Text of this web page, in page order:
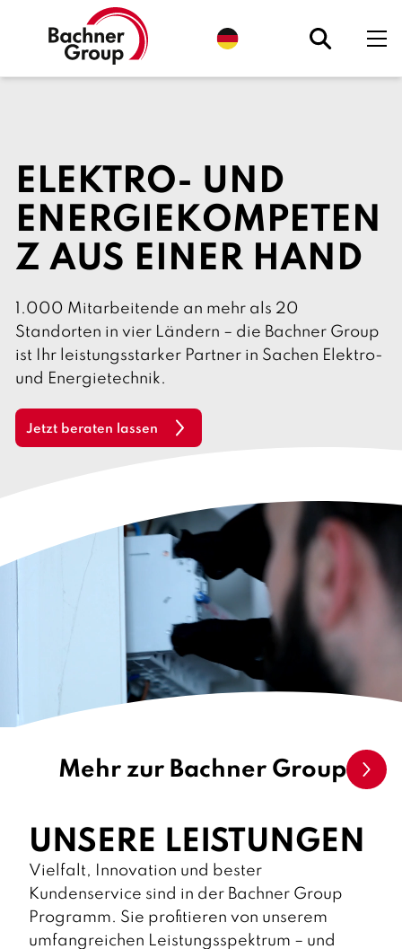
ä
l
e
n
.
A
e
l
:
t
s
c
h
ELEKTRO- UND
ENERGIEKOMPETEN
Z AUS EINER HAND
1.000 Mitarbeitende an mehr als 20
Standorten in vier Ländern – die Bachner Group
ist Ihr leistungsstarker Partner in Sachen Elektro-
und Energietechnik.
Jetzt beraten lassen
Mehr zur Bachner Group
UNSERE LEISTUNGEN
Vielfalt, Innovation und bester
Kundenservice sind in der Bachner Group
Programm. Sie profitieren von unserem
umfangreichen Leistungsspektrum – und